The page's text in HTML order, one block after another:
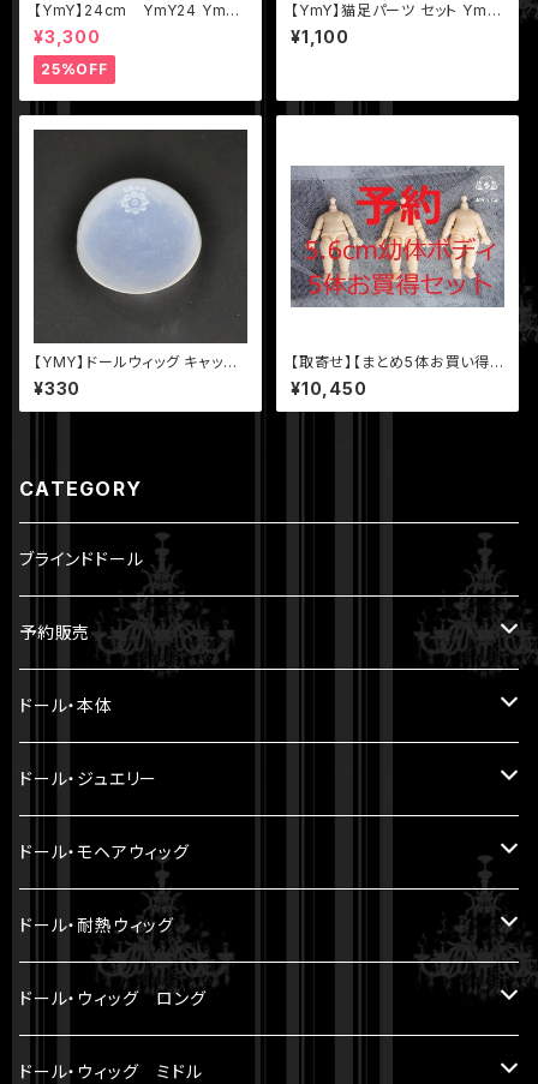
【YmY】24cm YmY24 YmY
ドール YmYボディ ミルク ピュ
アホワイト
¥3,300
25%OFF
【YmY】猫足パーツ セット YmY
ドール
¥1,100
【YMY】ドールウィッグ キャップ
シリコン 5 inch
¥330
【取寄せ】【まとめ5体お買い得セ
ット】【YmY】5.6cm YmYドー
ル YmYボディ 幼ボディ ミルク
桜ピンク ホワイト
¥10,450
CATEGORY
ブラインドドール
予約販売
5.6cm ～ 20cm
22cm ～
30cm ～ 1/5BJD
33cm ～ 1/4BJD
60cm ～ 1/3BJD
70cm ～
ドール・本体
ヘッド
ボディ
パーツ
セット
ドール・ジュエリー
Miroir DOLL PEARL JEWELRY
LA PERLE
LE FRANGE
ドール・モヘアウィッグ
8-9 inch（ SD小顔サイズ ）
7-8 inch
6-7 inch
ドール・耐熱ウィッグ
8-9 inch（ SD小顔サイズ ）
5 inch（ YMY10cmサイズ ）
ドール・ウィッグ ロング
モヘアウィッグ
ドール・ウィッグ ミドル